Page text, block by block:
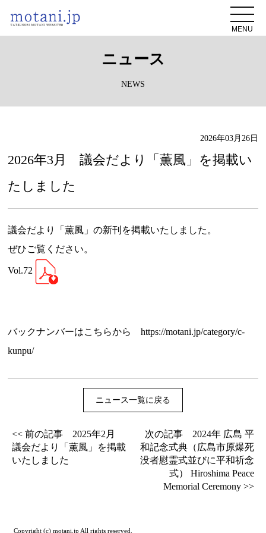
MENU
ニュース
NEWS
2026年03月26日
2026年3月 議会だより「薫風」を掲載い
たしました
議会だより「薫風」の新刊を掲載いたしました。
ぜひご覧ください。
Vol.72
バックナンバーはこちらからhttps://motani.jp/category/c-
kunpu/
ニュース一覧に戻る
<< 前の記事 2025年2月
議会だより「薫風」を掲載
いたしました
次の記事 2024年 広島 平
和記念式典（広島市原爆死
没者慰霊式並びに平和祈念
式） Hiroshima Peace
Memorial Ceremony >>
Copyright (c) motani.jp All rights reserved.